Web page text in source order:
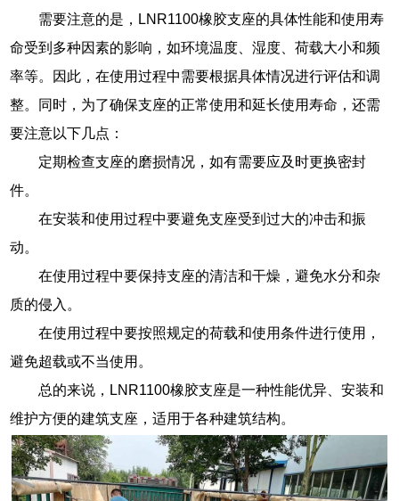
需要注意的是，LNR1100橡胶支座的具体性能和使用寿
命受到多种因素的影响，如环境温度、湿度、荷载大小和频
率等。因此，在使用过程中需要根据具体情况进行评估和调
整。同时，为了确保支座的正常使用和延长使用寿命，还需
要注意以下几点：
定期检查支座的磨损情况，如有需要应及时更换密封
件。
在安装和使用过程中要避免支座受到过大的冲击和振
动。
在使用过程中要保持支座的清洁和干燥，避免水分和杂
质的侵入。
在使用过程中要按照规定的荷载和使用条件进行使用，
避免超载或不当使用。
总的来说，LNR1100橡胶支座是一种性能优异、安装和
维护方便的建筑支座，适用于各种建筑结构。